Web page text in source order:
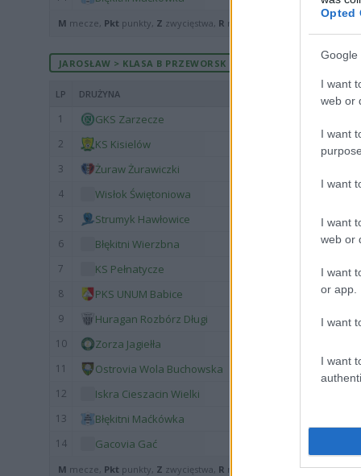
Opted
Google
I want
web or
I want
I want
I want
web or
I want
or app.
I want
I want
M mecze, Pkt punkty, Z zwycięstwa, R remisy,
JAROSŁAW > KLASA B PRZEWORSK - MECZE ROZEGRANE U
LP DRUŻYNA
1 GKS Zarzecze
2 KS Kisielów
3 Żuraw Żurawiczki
4 Wisłok Świętoniowa
5 Strumyk Hawłowice
6 Błękitni Wierzbna
7 KS Pełnatycze
8 PKS UNUM Babice
9 Huragan Rozbórz Długi
10 Zorza Jagiełła
11 Ostrovia Wola Buchowska
12 Iskra Cieszacin Wielki
13 Błękitni Maćkówka
14 Gacovia Gać
M mecze, Pkt punkty, Z zwycięstwa, R remisy, porażki ·